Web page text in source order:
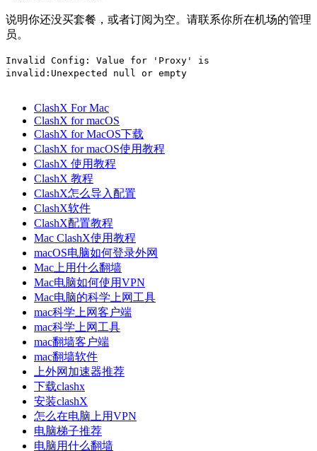
说明你还没买套餐，或者订阅为空。请联系你所在机场的管理
员。
Invalid Config: Value for 'Proxy' is
invalid:Unexpected null or empty
ClashX For Mac
ClashX for macOS
ClashX for MacOS下载
ClashX for macOS使用教程
ClashX 使用教程
ClashX 教程
ClashX怎么导入配置
ClashX软件
ClashX配置教程
Mac ClashX使用教程
macOS电脑如何登录外网
Mac上用什么翻墙
Mac电脑如何使用VPN
Mac电脑的科学上网工具
mac科学上网客户端
mac科学上网工具
mac翻墙客户端
mac翻墙软件
上外网加速器推荐
下载clashx
安装clashX
怎么在电脑上用VPN
电脑梯子推荐
电脑用什么翻墙